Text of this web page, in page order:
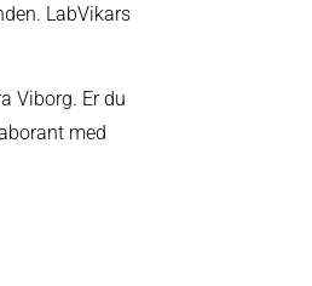
LabVikars
Viborg. Er du
med